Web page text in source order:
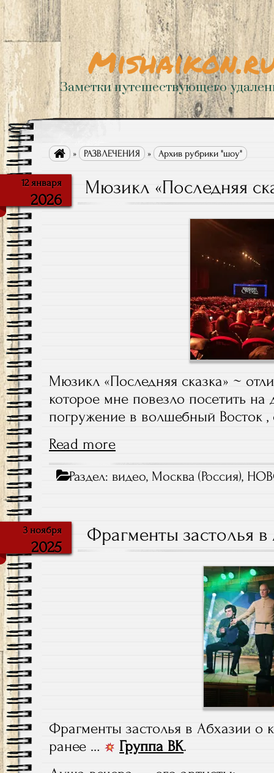
Заметки путешествующего
 » РАЗВЛЕЧЕНИЯ » Архив рубрики "шоу"
12 января
2026
Мюзикл «Последняя
Мюзикл «Последняя сказка» ~
которое мне повезло посетить на
погружение в волшебный Восток
Read more
Раздел: видео, Москва (Россия),
3 ноября
2025
Фрагменты застолья
Фрагменты застолья в Абхазии о
ранее …
Группа ВК.